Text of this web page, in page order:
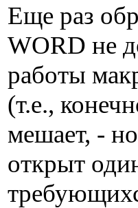
Еще раз
WORD не
работы
(т.е.,
мешает, -
открыт